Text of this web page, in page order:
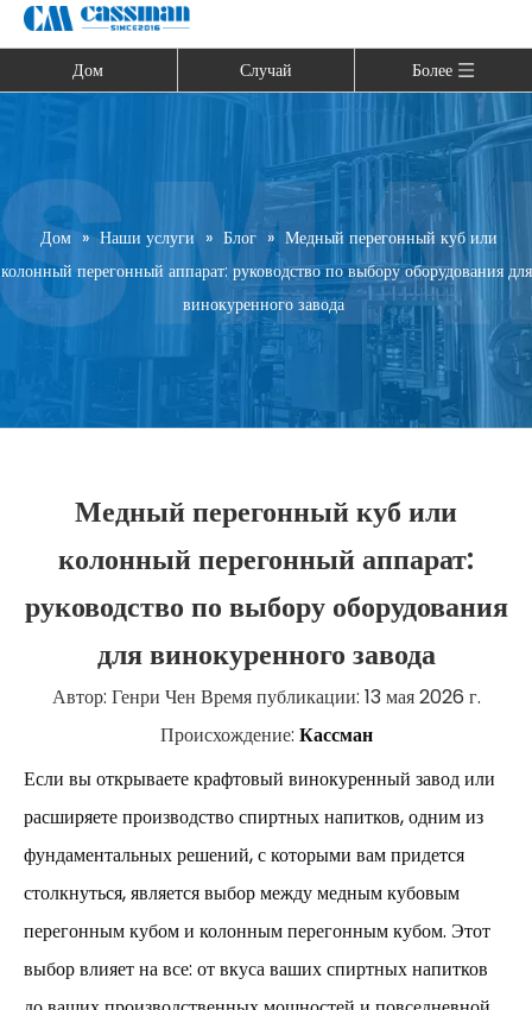
Дом Случай Более
Дом » Наши услуги » Блог » Медный перегонный куб или
колонный перегонный аппарат: руководство по выбору оборудования для
винокуренного завода
Медный перегонный куб или
колонный перегонный аппарат:
руководство по выбору оборудования
для винокуренного завода
Автор: Генри Чен Время публикации: 13 мая 2026 г.
Происхождение: Кассман
Если вы открываете крафтовый винокуренный завод или
расширяете производство спиртных напитков, одним из
фундаментальных решений, с которыми вам придется
столкнуться, является выбор между медным кубовым
перегонным кубом и колонным перегонным кубом. Этот
выбор влияет на все: от вкуса ваших спиртных напитков